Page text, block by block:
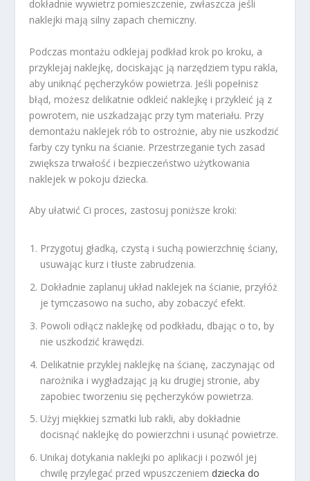
dokładnie wywietrz pomieszczenie, zwłaszcza jeśli
naklejki mają silny zapach chemiczny.
Podczas montażu odklejaj podkład krok po kroku, a
przyklejaj naklejkę, dociskając ją narzędziem typu rakla,
aby uniknąć pęcherzyków powietrza. Jeśli popełnisz
błąd, możesz delikatnie odkleić naklejkę i przykleić ją z
powrotem, nie uszkadzając przy tym materiału. Przy
demontażu naklejek rób to ostrożnie, aby nie uszkodzić
farby czy tynku na ścianie. Przestrzeganie tych zasad
zwiększa trwałość i bezpieczeństwo użytkowania
naklejek w pokoju dziecka.
Aby ułatwić Ci proces, zastosuj poniższe kroki:
Przygotuj gładką, czystą i suchą powierzchnię ściany,
usuwając kurz i tłuste zabrudzenia.
Dokładnie zaplanuj układ naklejek na ścianie, przyłóż
je tymczasowo na sucho, aby zobaczyć efekt.
Powoli odłącz naklejkę od podkładu, dbając o to, by
nie uszkodzić krawędzi.
Delikatnie przyklej naklejkę na ścianę, zaczynając od
narożnika i wygładzając ją ku drugiej stronie, aby
zapobiec tworzeniu się pęcherzyków powietrza.
Użyj miękkiej szmatki lub rakli, aby dokładnie
docisnąć naklejkę do powierzchni i usunąć powietrze.
Unikaj dotykania naklejki po aplikacji i pozwól jej
chwilę przylegać przed wpuszczeniem dziecka do